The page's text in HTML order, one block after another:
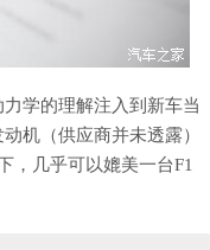
学的理解注入到新车当
机（供应商并未透露）
，几乎可以媲美一台F1